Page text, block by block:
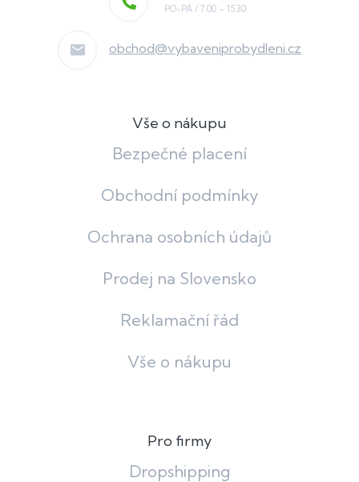
obchod@vybaveniprobydleni.cz
Vše o nákupu
Bezpečné placení
Obchodní podmínky
Ochrana osobních údajů
Prodej na Slovensko
Reklamační řád
Vše o nákupu
Pro firmy
Dropshipping